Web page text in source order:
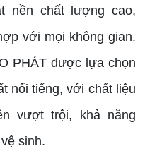
nền chất lượng cao,
với mọi không gian.
PHÁT được lựa chọn
nổi tiếng, với chất liệu
vượt trội, khả năng
sinh.